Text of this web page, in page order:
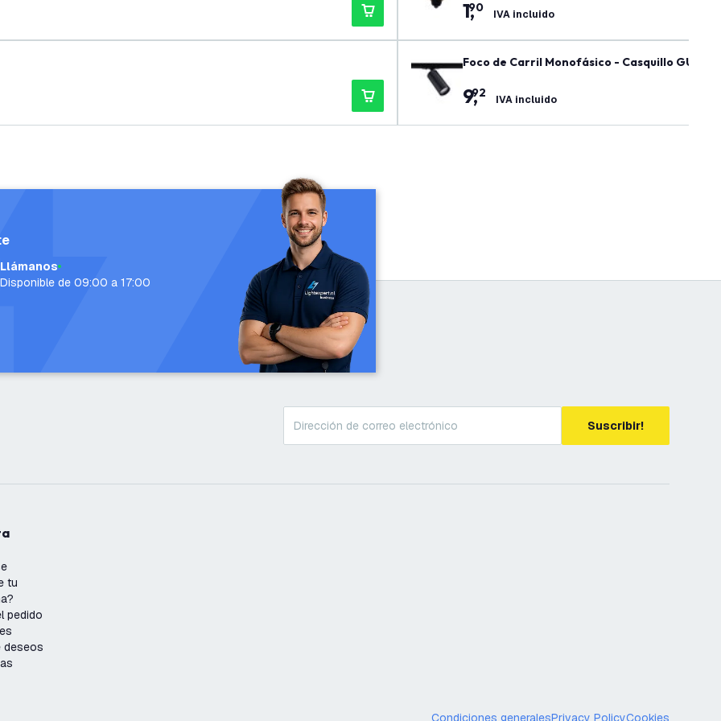
1,
90 IVA incluido
Foco de Carril Monofásico - Casquillo GU10 -
9,
92 IVA incluido
Llámanos
Disponible de 09:00 a 17:00
Suscribir!
tu
pedido
deseos
Condiciones generalesPrivacy PolicyCookies